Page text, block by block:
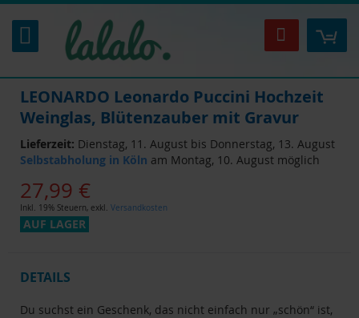
Inhalt
springen
Suche
LEONARDO Leonardo Puccini Hochzeit
Weinglas, Blütenzauber mit Gravur
Lieferzeit: Dienstag, 11. August bis Donnerstag, 13. August
Selbstabholung in Köln am Montag, 10. August möglich
27,99 €
Inkl. 19% Steuern, exkl. Versandkosten
AUF LAGER
DETAILS
Du suchst ein Geschenk, das nicht einfach nur „schön“ ist,